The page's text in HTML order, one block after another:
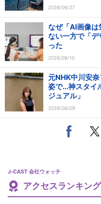
2026/06/27
なぜ「AI画像は
ない一方で「デ
った
2026/08/10
元NHK中川安
姿で...神スタイ
ジュアル」
2026/08/09
J-CAST 会社ウォッチ
アクセスランキング